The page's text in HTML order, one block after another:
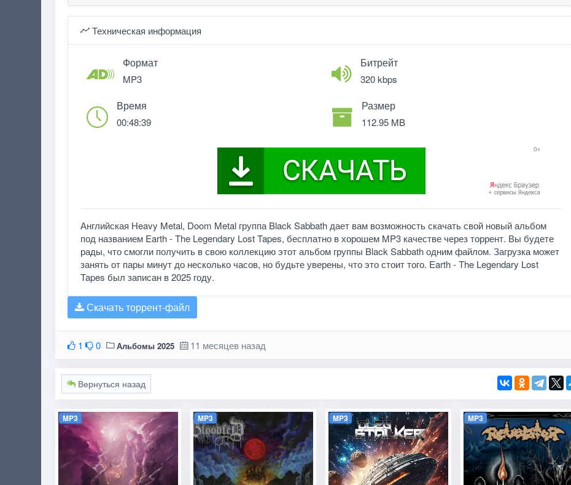
Техническая информация
Формат
MP3
Битрейт
320 kbps
Время
00:48:39
Размер
112.95 MB
Английская Heavy Metal, Doom Metal группа Black Sabbath дает вам возможность скачать свой новый альбом
под названием Earth - The Legendary Lost Tapes, бесплатно в хорошем MP3 качестве через торрент. Вы будете
рады, что смогли получить в свою коллекцию этот альбом группы Black Sabbath одним файлом. Загрузка может
занять от пары минут до несколько часов, но будьте уверены, что это стоит того. Earth - The Legendary Lost
Tapes был записан в 2025 году.
Скачать торрент-файл
1 0 Альбомы 2025 11 месяцев назад
Вернуться назад
MP3 MP3 MP3 MP3